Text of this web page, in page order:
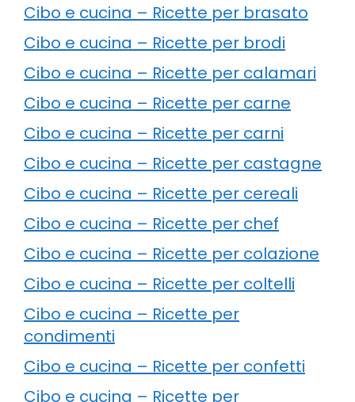
Cibo e cucina – Ricette per brasato
Cibo e cucina – Ricette per brodi
Cibo e cucina – Ricette per calamari
Cibo e cucina – Ricette per carne
Cibo e cucina – Ricette per carni
Cibo e cucina – Ricette per castagne
Cibo e cucina – Ricette per cereali
Cibo e cucina – Ricette per chef
Cibo e cucina – Ricette per colazione
Cibo e cucina – Ricette per coltelli
Cibo e cucina – Ricette per
condimenti
Cibo e cucina – Ricette per confetti
Cibo e cucina – Ricette per